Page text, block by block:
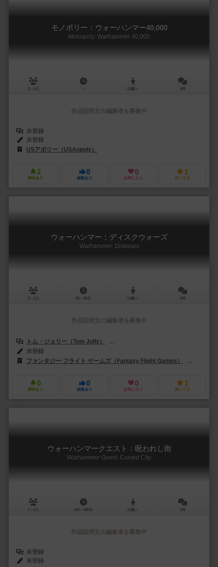
モノポリー：ウォーハンマー40,000
Monopoly: Warhammer 40,000
2～6人 － 13歳～ 0件
作品説明文の編集者を募集中
未登録
未登録
USアポリー（USAopoly）
2
興味あり
0
経験あり
0
お気に入り
1
持ってる
ウォーハンマー：ディスクウォーズ
Warhammer: Diskwars
2～4人 45～90分 14歳～ 0件
作品説明文の編集者を募集中
トム・ジョリー（Tom Jolly）
未登録
ファンタジー フライト ゲームズ（Fantasy Flight Games）
0
興味あり
0
経験あり
0
お気に入り
1
持ってる
ウォーハンマークエスト：呪われし街
Warhammer Quest: Cursed City
1～5人 120～180分 12歳～ 0件
作品説明文の編集者を募集中
未登録
未登録